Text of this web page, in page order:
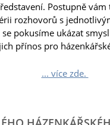
Postupně vám
rozhovorů s
pokusíme ukázat
přínos pro
... více zde.